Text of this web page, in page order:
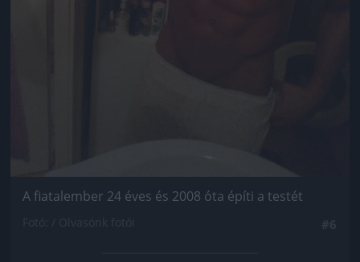
A fiatalember 24 éves és 2008 óta építi a testét